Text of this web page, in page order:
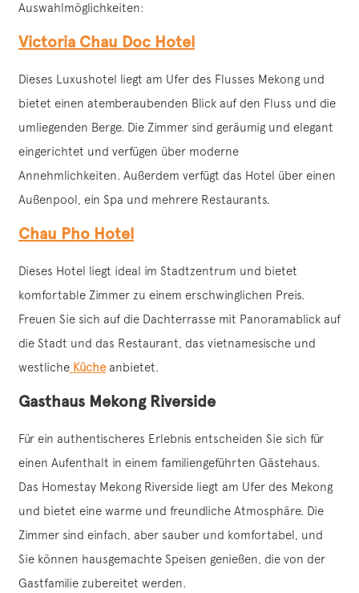
Auswahlmöglichkeiten:
Victoria Chau Doc Hotel
Dieses Luxushotel liegt am Ufer des Flusses Mekong und
bietet einen atemberaubenden Blick auf den Fluss und die
umliegenden Berge. Die Zimmer sind geräumig und elegant
eingerichtet und verfügen über moderne
Annehmlichkeiten. Außerdem verfügt das Hotel über einen
Außenpool, ein Spa und mehrere Restaurants.
Chau Pho Hotel
Dieses Hotel liegt ideal im Stadtzentrum und bietet
komfortable Zimmer zu einem erschwinglichen Preis.
Freuen Sie sich auf die Dachterrasse mit Panoramablick auf
die Stadt und das Restaurant, das vietnamesische und
westliche Kücheanbietet.
Gasthaus Mekong Riverside
Für ein authentischeres Erlebnis entscheiden Sie sich für
einen Aufenthalt in einem familiengeführten Gästehaus.
Das Homestay Mekong Riverside liegt am Ufer des Mekong
und bietet eine warme und freundliche Atmosphäre. Die
Zimmer sind einfach, aber sauber und komfortabel, und
Sie können hausgemachte Speisen genießen, die von der
Gastfamilie zubereitet werden.